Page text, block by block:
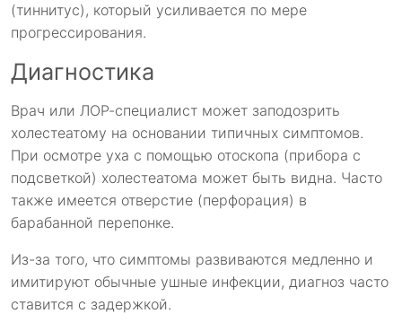
(тиннитус), который усиливается по мере
прогрессирования.
Диагностика
Врач или ЛОР-специалист может заподозрить
холестеатому на основании типичных симптомов.
При осмотре уха с помощью отоскопа (прибора с
подсветкой) холестеатома может быть видна. Часто
также имеется отверстие (перфорация) в
барабанной перепонке.
Из-за того, что симптомы развиваются медленно и
имитируют обычные ушные инфекции, диагноз часто
ставится с задержкой.